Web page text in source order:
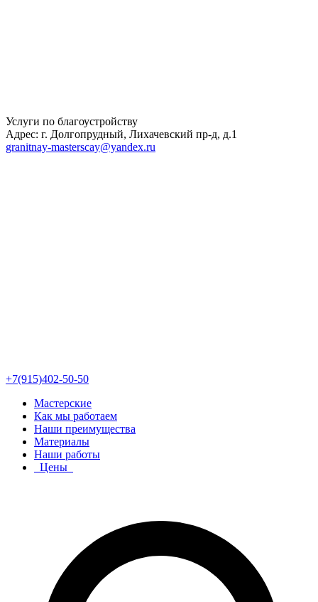
Услуги по благоустройству
Адрес: г. Долгопрудный, Лихачевский пр-д, д.1
granitnay-masterscay@yandex.ru
+7(915)402-50-50
Мастерские
Как мы работаем
Наши преимущества
Материалы
Наши работы
Цены